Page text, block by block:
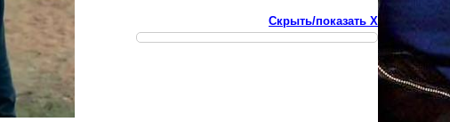
Скрыть/показать X